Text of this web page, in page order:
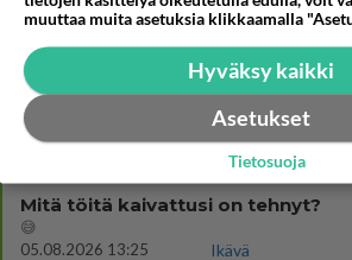
Miia Heikkinen avautui !
04.08.2026 04:27
Mitä uskot hänen ajattelevan
😇
Ikävä
Mitä töitä kaivattusi on tehnyt?
😅
05.08.2026 13:25
Ikävä
muuttaa muita asetuksia klikkaamalla
Hyväksy kaikki
Asetukset
Tietosuoja